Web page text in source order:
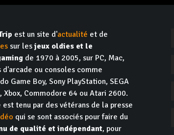
est un site d'actualité et de
sur lesjeux oldies et le
de 1970 à 2005, sur PC, Mac,
d'arcade ou consoles comme
Game Boy, Sony PlayStation, SEGA
Xbox, Commodore 64 ou Atari 2600.
est tenu par des vétérans de la presse
qui se sont associés pour faire du
de qualité et indépendant, pour